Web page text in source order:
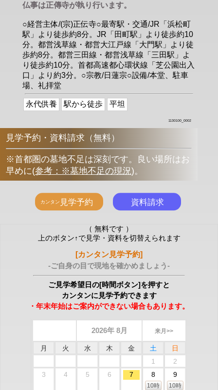
仏事は正傳寺が執り行います。
○経営主体/(宗)正伝寺○最寄駅・交通/JR「浜松町
駅」より徒歩約8分。JR「田町駅」より徒歩約10
分。都営浅草線・都営大江戸線「大門駅」より徒
歩約8分。都営三田線・都営浅草線「三田駅」よ
り徒歩約10分。首都高速都心環状線「芝公園出入
口」より約3分。○宗教/日蓮宗○設備/本堂、駐車
場、礼拝堂
永代供養 駅から徒歩 平坦
1130100_0002
見学予約・資料請求（無料）
※首都圏の墓地不足は深刻です。良い場所はお
早めに(参考：※墓地不足の現況)。
（ 無料です ）
上のボタン↑で見学・資料を切替えられます
[カンタン見学予約]
-ご自身の目で現地を確かめましょう-
ご見学希望日の[時間ボタン]を押すと
カンタンに見学予約できます
・年末年始はご案内ができない場合もあります。
2026年 8月 来月>>
月 火 水 木 金 土
日
1
2
3
4 5 6 7 8
10時
9
10時